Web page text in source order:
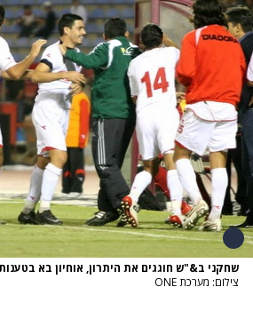
שחקני ב&"ש חוגגים את היתרון, אוחיון בא
צילום: מערכת ONE